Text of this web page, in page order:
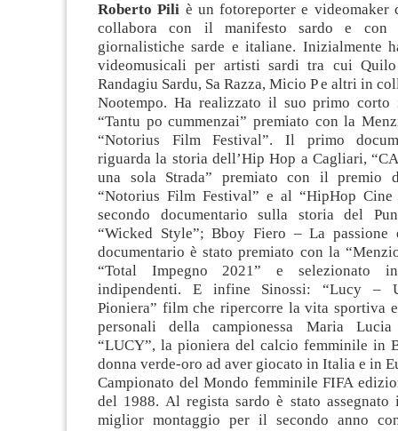
Roberto Pili è un fotoreporter e videomaker
collabora con il manifesto sardo e con
giornalistiche sarde e italiane. Inizialmente
videomusicali per artisti sardi tra cui
Randagiu Sardu, Sa Razza, Micio P e altri in
Nootempo. Ha realizzato il suo primo corto
“Tantu po cummenzai” premiato con la
“Notorius Film Festival”. Il primo
riguarda la storia dell’Hip Hop a Cagliari,
una sola Strada” premiato con il premio
“Notorius Film Festival” e al “HipHop Cine
secondo documentario sulla storia del
“Wicked Style”; Bboy Fiero – La
documentario è stato premiato con la
“Total Impegno 2021” e selezionato
indipendenti. E infine Sinossi: “Lucy –
Pioniera” film che ripercorre la vita sportiva
personali della campionessa Maria
“LUCY”, la pioniera del calcio femminile in
donna verde-oro ad aver giocato in Italia e in
Campionato del Mondo femminile FIFA
del 1988. Al regista sardo è stato
miglior montaggio per il secondo anno